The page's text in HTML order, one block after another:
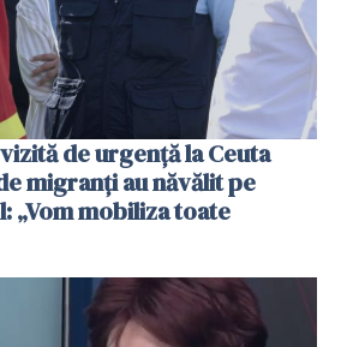
de urgență la Ceuta
migranți au năvălit pe
„Vom mobiliza toate